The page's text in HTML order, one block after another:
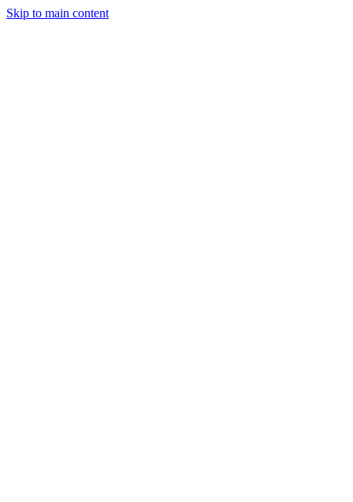
Skip to main content